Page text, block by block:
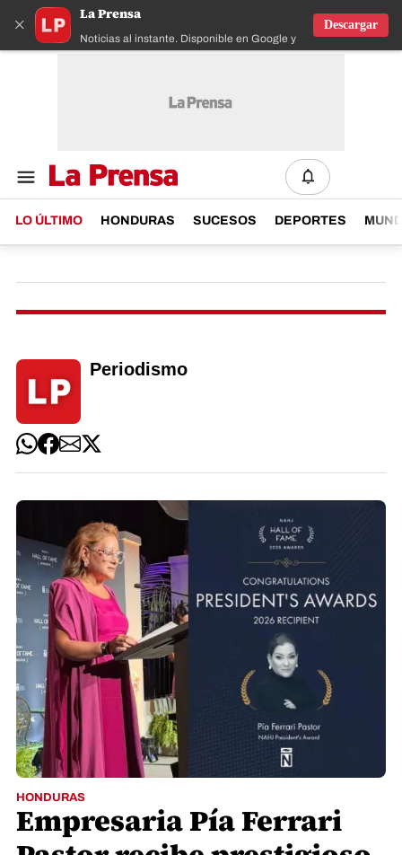
×
La Prensa
Noticias al instante. Disponible en Google y IOS
Descargar
LO ÚLTIMO HONDURAS SUCESOS DEPORTES
Periodismo
HONDURAS
Empresaria Pía Ferrari